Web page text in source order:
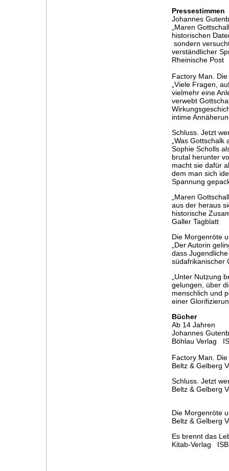
Pressestimmen
Johannes
„Maren
historischen
sondern
verständlicher
Rheinische Post
Factory Man.
„Viele Fragen,
vielmehr eine
verwebt
intime
Schluss. Jetzt
„Was
Sophie Scholls
brutal herunter
macht sie dafür
dem man sich
Spannung
„Maren
aus der heraus
historische
Galler Tagblatt
Die Morgenröte
„Der Autorin
dass
südafrikanischer
„Unter Nutzung
gelungen, über
menschlich und
einer
Bücher
Ab 14 Jahren
Johannes
Böhlau
Factory Man.
Beltz &
Schluss. Jetzt
Beltz &
Die Morgenröte
Beltz &
Es brennt das
Kitab-